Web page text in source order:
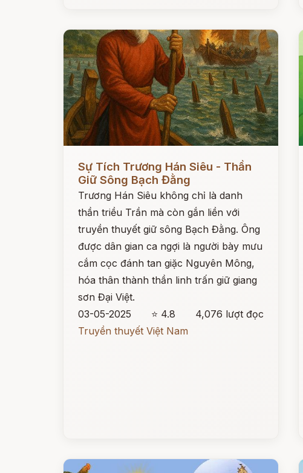
Sự Tích Trương Hán Siêu - Thần
Giữ Sông Bạch Đằng
Trương Hán Siêu không chỉ là danh
thần triều Trần mà còn gắn liền với
truyền thuyết giữ sông Bạch Đằng. Ông
được dân gian ca ngợi là người bày mưu
cắm cọc đánh tan giặc Nguyên Mông,
hóa thân thành thần linh trấn giữ giang
sơn Đại Việt.
03-05-2025
⭐ 4.8
4,076 lượt đọc
Truyền thuyết Việt Nam